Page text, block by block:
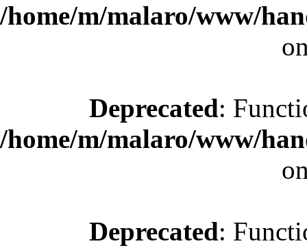
/home/m/malaro/www/
Deprecated:
/home/m/malaro/www/
Deprecated: